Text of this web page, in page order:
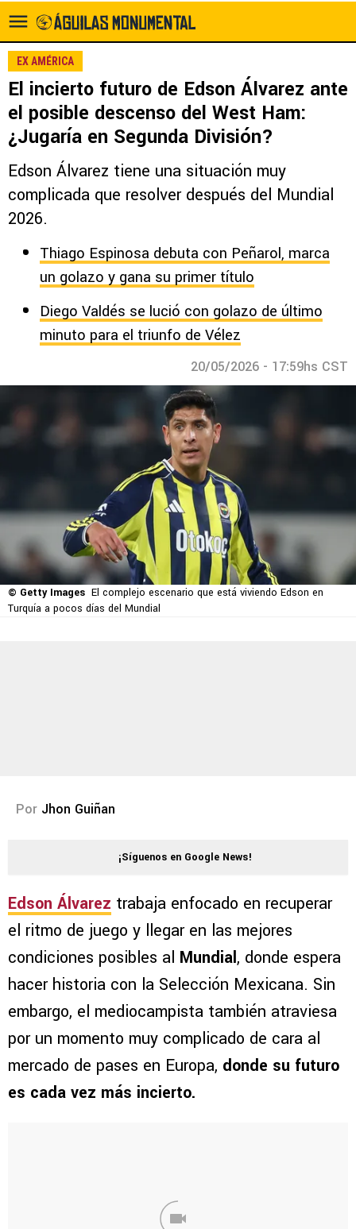
EX AMÉRICA
El incierto futuro de Edson Álvarez ante
el posible descenso del West Ham:
¿Jugaría en Segunda División?
Edson Álvarez tiene una situación muy
complicada que resolver después del Mundial
2026.
Thiago Espinosa debuta con Peñarol, marca
un golazo y gana su primer título
Diego Valdés se lució con golazo de último
minuto para el triunfo de Vélez
20/05/2026 - 17:59hs CST
© Getty Images El complejo escenario que está viviendo Edson en
Turquía a pocos días del Mundial
Por Jhon Guiñan
¡Síguenos en Google News!
Edson Álvarez trabaja enfocado en recuperar
el ritmo de juego y llegar en las mejores
condiciones posibles al Mundial, donde espera
hacer historia con la Selección Mexicana. Sin
embargo, el mediocampista también atraviesa
por un momento muy complicado de cara al
mercado de pases en Europa, donde su futuro
es cada vez más incierto.